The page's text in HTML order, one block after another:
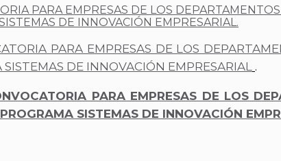
PARA EMPRESAS DE LOS
DE INNOVACIÓN EMPRESARIAL.
PARA EMPRESAS DE LOS
DE INNOVACIÓN EMPRESARIAL .
PARA EMPRESAS DE LOS
SISTEMAS DE INNOVACIÓN